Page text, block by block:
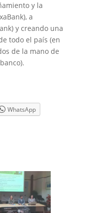
y la
a
y creando una
todo el país (en
de la mano de
WhatsApp